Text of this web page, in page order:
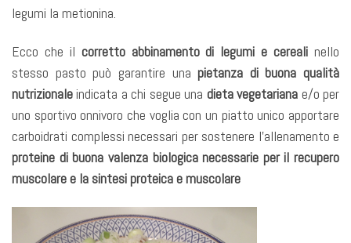
legumi la metionina.
Ecco che il corretto abbinamento di legumi e cereali nello
stesso pasto può garantire unapietanza di buona qualità
nutrizionaleindicata a chi segue una dieta vegetariana e/o per
uno sportivo onnivoro che voglia con un piatto unico apportare
carboidrati complessi necessari per sostenere l’allenamento e
proteine di buona valenza biologica necessarie per il recupero
muscolare e la sintesi proteica e muscolare